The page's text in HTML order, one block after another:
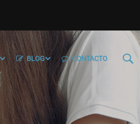
BLOG CONTACTO